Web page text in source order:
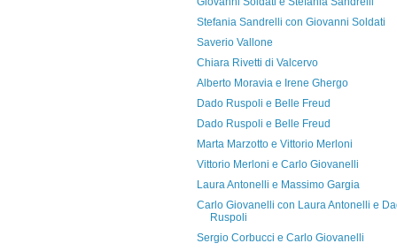
Stefania Sandrelli con Giovanni Soldati
Saverio Vallone
Chiara Rivetti di Valcervo
Alberto Moravia e Irene Ghergo
Dado Ruspoli e Belle Freud
Dado Ruspoli e Belle Freud
Marta Marzotto e Vittorio Merloni
Vittorio Merloni e Carlo Giovanelli
Laura Antonelli e Massimo Gargia
Carlo Giovanelli con Laura Antonelli e
Ruspoli
Sergio Corbucci e Carlo Giovanelli